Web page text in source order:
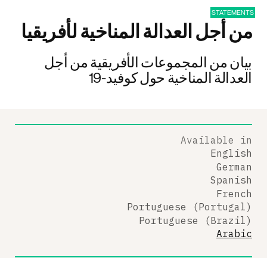
STATEMENTS
من أجل العدالة المناخية لأفريقيا
بيان من المجموعات الأفريقية من أجل
العدالة المناخية حول كوفيد-19
Available in
English
German
Spanish
French
Portuguese (Portugal)
Portuguese (Brazil)
Arabic